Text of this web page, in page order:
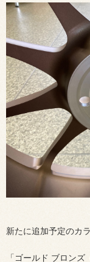
新たに追加予定のカ
「ゴールド ブロンズ